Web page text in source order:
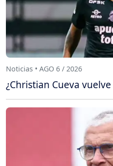
Noticias • AGO 6 / 2026
¿Christian Cueva